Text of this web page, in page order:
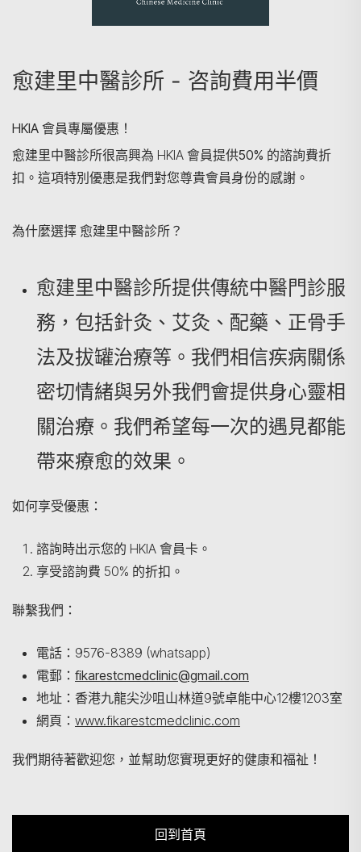
愈建里中醫診所 - 咨詢費用半價
HKIA 會員專屬優惠！
愈建里中醫診所很高興為 HKIA 會員提供50% 的諮詢費折
扣 。這項特別優惠是我們對您尊貴會員身份的感謝。
為什麼選擇 愈建里中醫診所？
愈建里中醫診所提供傳統中醫門診服
務，包括針灸、艾灸、配藥、正骨手
法及拔罐治療等。我們相信疾病關係
密切情緒與另外我們會提供身心靈相
關治療。我們希望每一次的遇見都能
帶來療愈的效果。
如何享受優惠：
諮詢時出示您的 HKIA 會員卡。
享受諮詢費 50% 的折扣。
聯繫我們：
電話：9576-8389 (whatsapp)
電郵： fikarestcmedclinic@gmail.com
地址：香港九龍尖沙咀山林道9號卓能中心12樓1203室
網頁： www.fikarestcmedclinic.com
我們期待著歡迎您，並幫助您實現更好的健康和福祉！
回到首頁